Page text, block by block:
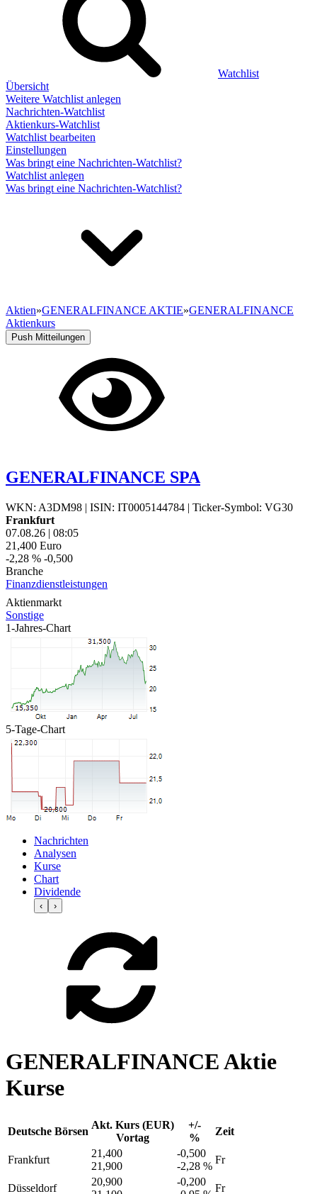
Watchlist
Übersicht
Weitere Watchlist anlegen
Nachrichten-Watchlist
Aktienkurs-Watchlist
Watchlist bearbeiten
Einstellungen
Was bringt eine Nachrichten-Watchlist?
Watchlist anlegen
Was bringt eine Nachrichten-Watchlist?
Aktien»GENERALFINANCE AKTIE»GENERALFINANCE
Aktienkurs
Push Mitteilungen
GENERALFINANCE SPA
WKN: A3DM98 | ISIN: IT0005144784 | Ticker-Symbol: VG30
Frankfurt
07.08.26 | 08:05
21,400 Euro
-2,28 % -0,500
Branche
Finanzdienstleistungen
Aktienmarkt
Sonstige
1-Jahres-Chart
5-Tage-Chart
Nachrichten
Analysen
Kurse
Chart
Dividende
‹ ›
GENERALFINANCE Aktie
Kurse
Deutsche Börsen
Akt. Kurs (EUR)
Vortag
+/-
%
Zeit
Frankfurt
21,400
21,900
-0,500
-2,28 %
Fr
Düsseldorf
20,900
-0,200
Fr